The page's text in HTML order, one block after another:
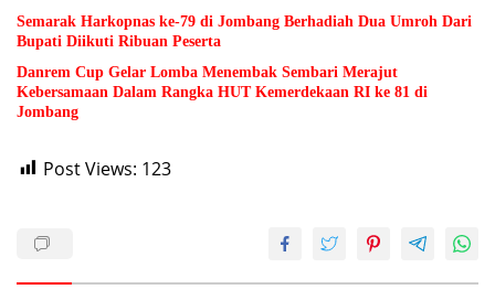
Semarak Harkopnas ke-79 di Jombang Berhadiah Dua Umroh Dari
Bupati Diikuti Ribuan Peserta
Danrem Cup Gelar Lomba Menembak Sembari Merajut
Kebersamaan Dalam Rangka HUT Kemerdekaan RI ke 81 di
Jombang
Post Views: 123